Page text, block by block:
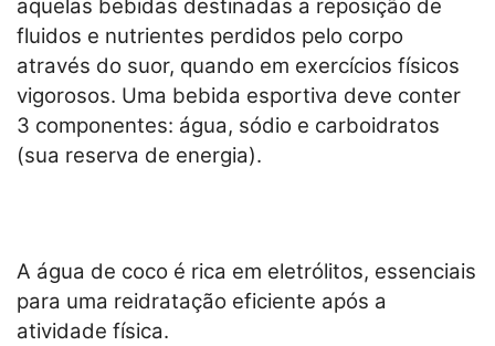
aquelas bebidas destinadas a reposição de
fluidos e nutrientes perdidos pelo corpo
através do suor, quando em exercícios físicos
vigorosos. Uma bebida esportiva deve conter
3 componentes: água, sódio e carboidratos
(sua reserva de energia).
A água de coco é rica em eletrólitos, essenciais
para uma reidratação eficiente após a
atividade física.